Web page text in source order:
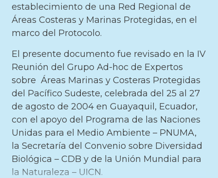
establecimiento de una Red Regional de
Áreas Costeras y Marinas Protegidas, en el
marco del Protocolo.
El presente documento fue revisado en la IV
Reunión del Grupo Ad-hoc de Expertos
sobre Áreas Marinas y Costeras Protegidas
del Pacífico Sudeste, celebrada del 25 al 27
de agosto de 2004 en Guayaquil, Ecuador,
con el apoyo del Programa de las Naciones
Unidas para el Medio Ambiente – PNUMA,
la Secretaría del Convenio sobre Diversidad
Biológica – CDB y de la Unión Mundial para
la Naturaleza – UICN.